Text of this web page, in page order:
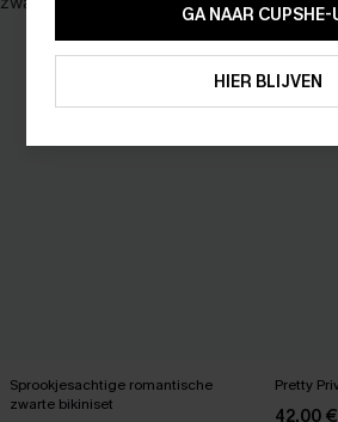
Sprookjesachtige romantische
zwarte bikiniset
Pretty
42,00 €
GA NAAR CUPSHE-
HIER BLIJVEN
ABONNEREN